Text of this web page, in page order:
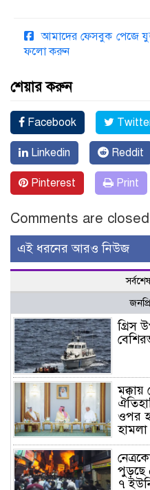
আমাদের ফেসবুক পেজে
ফলো করুন
শেয়ার করুন
Facebook
Linkedin Reddit
Pinterest Print
Comments are
এই ধরনের আরও নিউজ
গ্রিস
মক্কায়
ওপর
হামলা
পুড়ছে
৭